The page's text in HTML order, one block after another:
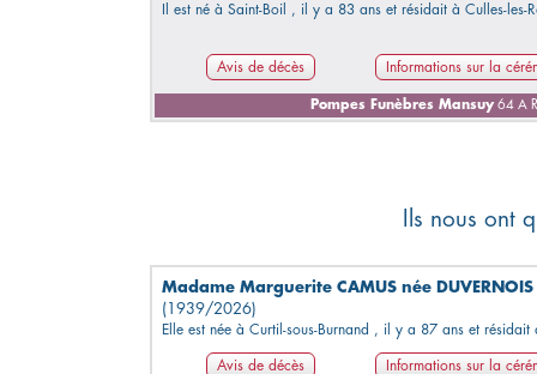
Il est né à Saint-Boil , il y a 83 ans et résidait à Culles-les-
Avis de décès Informations sur la
Pompes Funèbres Mansuy 64 A
Ils nous ont
Madame Marguerite CAMUS née DUVERNOIS
(1939/2026)
Elle est née à Curtil-sous-Burnand , il y a 87 ans et résidait
Avis de décès Informations sur la